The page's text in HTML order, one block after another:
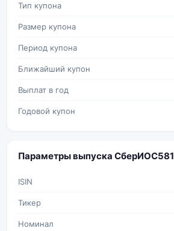
Тип купона
Размер купона
Период купона
Ближайший купон
Выплат в год
Годовой купон
Параметры выпуска СберИОС581
ISIN
Тикер
Номинал